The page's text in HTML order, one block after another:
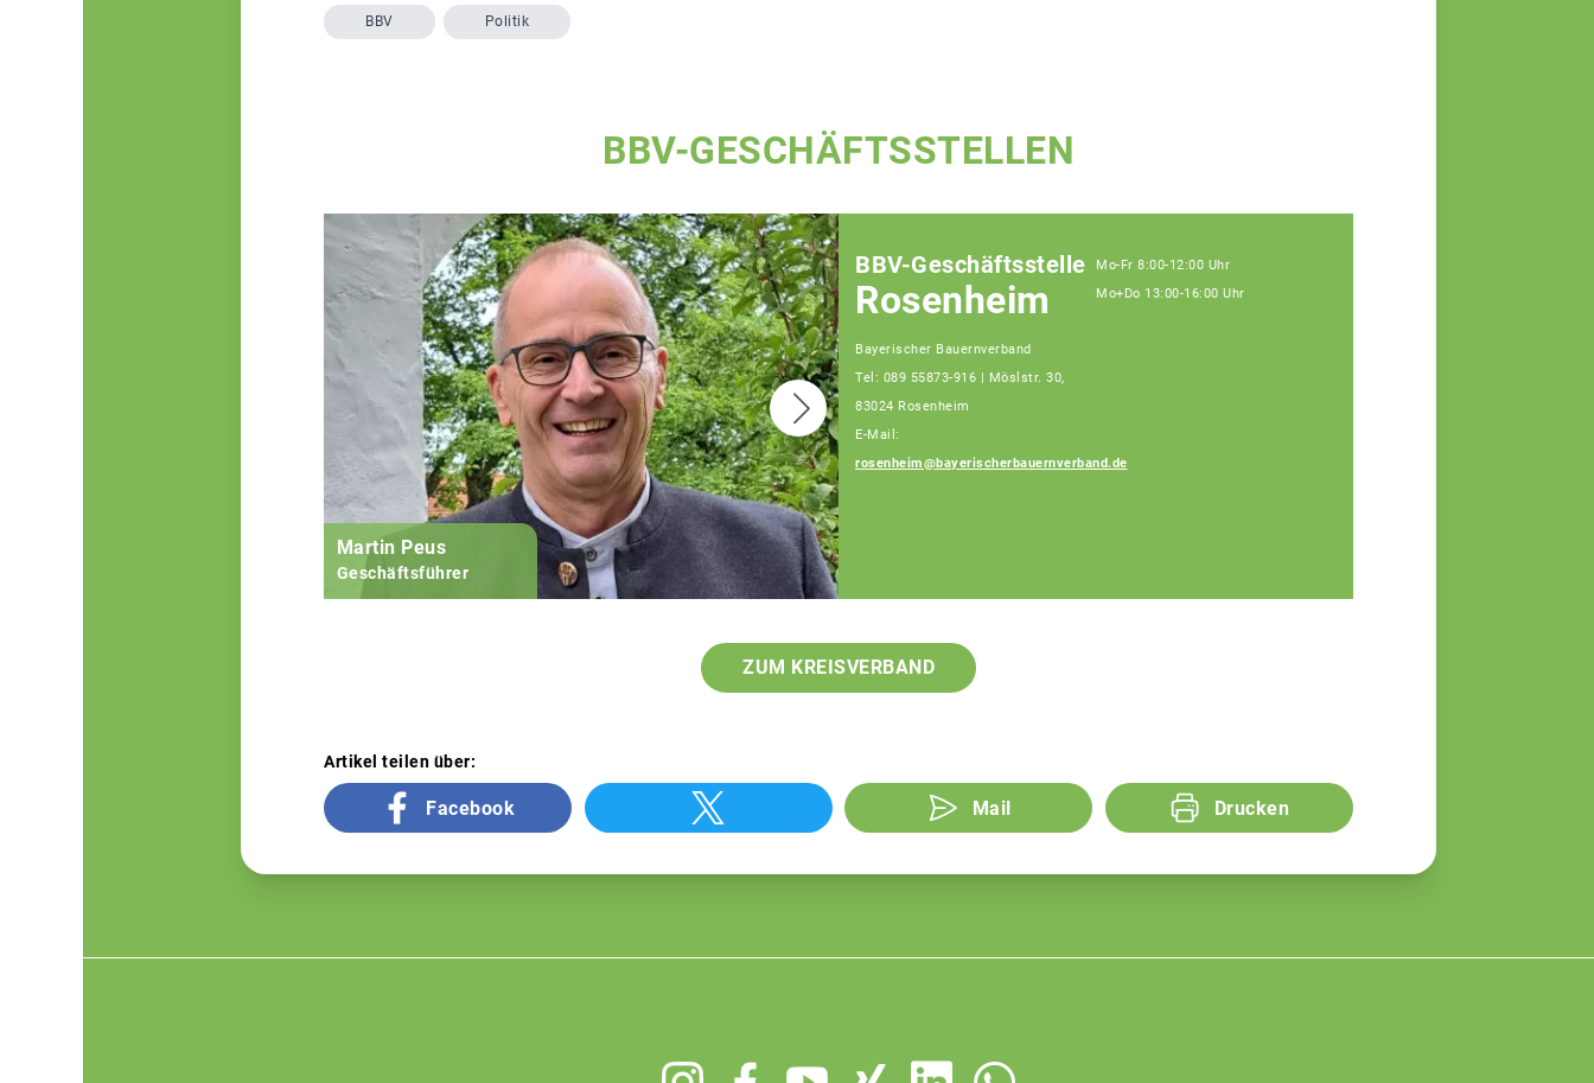
BBV Politik
BBV-GESCHÄFTSSTELLEN
Martin Peus
Geschäftsführer
BBV-Geschäftsstelle
Rosenheim
Bayerischer Bauernverband
Tel: 089 55873-916 | Möslstr. 30,
83024 Rosenheim
E-Mail:
rosenheim@bayerischerbauernverband.de
Mo-Fr 8:00-12:00 Uhr
Mo+Do 13:00-16:00 Uhr
ZUM KREISVERBAND
Artikel teilen über:
Facebook Mail Drucken